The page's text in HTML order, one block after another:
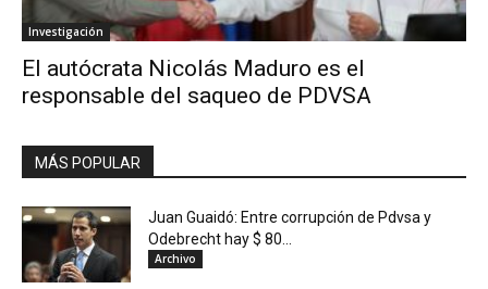
Investigación
El autócrata Nicolás Maduro es el
responsable del saqueo de PDVSA
MÁS POPULAR
Juan Guaidó: Entre corrupción de Pdvsa y
Odebrecht hay $ 80...
Archivo